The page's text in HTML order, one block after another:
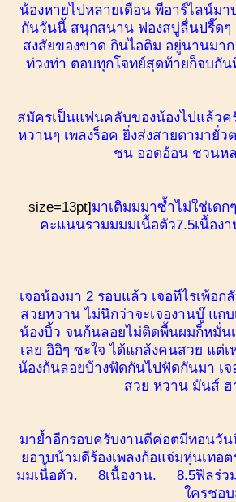
น้องหายไปหลายเดือน พีอาร์ไลน์ม
กันวันนี้ สนุกสนาน ฟองสบู่ลื่นปรื๊ดๆ
สงสัยของขาด กินไอติม อยู่นานมาก
ท่วงท่า ตอบทุกโจทย์สุดท้ายก็จบกั
สมัครเป็นแฟนคลับของน้องไปแล้วค
หวานๆ เพลงร็อค ยิ่งส่งสายตามายั่
ชน ออดอ้อน ชวนหล
size=13pt]มาเติมมมาซ้ำไม่ใช่เด
คะแนนรวมมมมเนื้อตัว7.5เนื้อง
เจอน้องมา 2 รอบแล้ว เจอทีไรเพ้
สวยหวาน ไม่นึกว่าจะเจองานบู๊ แถ
น้องบิ้ว จนก้นลอยไม่ติดพื้นผมก็หมั่
เลย อิอิๆ ซะใจ ได้แกล้งคนสวย แต่
น้องก้นลอยบ้างฟัดกันไปฟัดกันมา เ
สวย หวาน มันส์ ฮ
มาย้ำอีกรอบครับงานดีค่อตมีทอนวัน
ยอาบน้ามดีร้องเพลงก้อแจ่มหุ่นเทอ
มมเนื่้อตัว. 8เนื้องาน. 8.5ฟิลร่ว
ใครชอ